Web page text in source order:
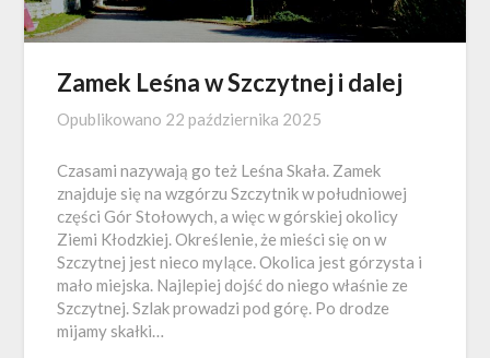
Zamek Leśna w Szczytnej i dalej
Opublikowano 22 października 2025
Czasami nazywają go też Leśna Skała. Zamek
znajduje się na wzgórzu Szczytnik w południowej
części Gór Stołowych, a więc w górskiej okolicy
Ziemi Kłodzkiej. Określenie, że mieści się on w
Szczytnej jest nieco mylące. Okolica jest górzysta i
mało miejska. Najlepiej dojść do niego właśnie ze
Szczytnej. Szlak prowadzi pod górę. Po drodze
mijamy skałki…